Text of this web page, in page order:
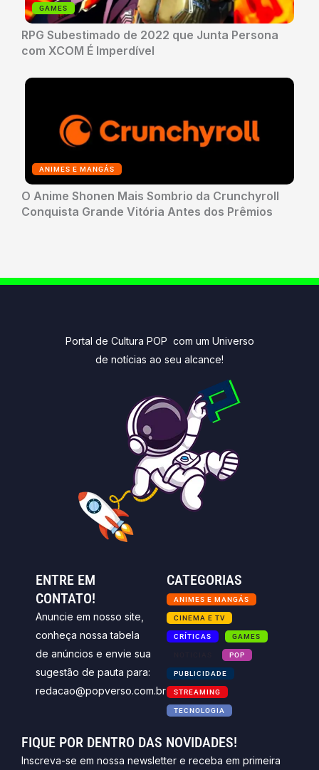
GAMES
RPG Subestimado de 2022 que Junta Persona
com XCOM É Imperdível
ANIMES E MANGÁS
O Anime Shonen Mais Sombrio da Crunchyroll
Conquista Grande Vitória Antes dos Prêmios
Portal de Cultura POP com um Universo
de notícias ao seu alcance!
ENTRE EM
CONTATO!
Anuncie em nosso site,
conheça nossa tabela
de anúncios e envie sua
sugestão de pauta para:
redacao@popverso.com.br
CATEGORIAS
ANIMES E MANGÁS
CINEMA E TV
CRÍTICAS GAMES
POP
PUBLICIDADE
STREAMING
TECNOLOGIA
FIQUE POR DENTRO DAS NOVIDADES!
Inscreva-se em nossa newsletter e receba em primeira